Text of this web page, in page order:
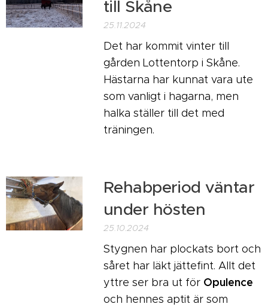
till Skåne
25.11.2024
Det har kommit vinter till
gården Lottentorp i Skåne.
Hästarna har kunnat vara ute
som vanligt i hagarna, men
halka ställer till det med
träningen.
Rehabperiod väntar
under hösten
25.10.2024
Stygnen har plockats bort och
såret har läkt jättefint. Allt det
yttre ser bra ut för Opulence
och hennes aptit är som